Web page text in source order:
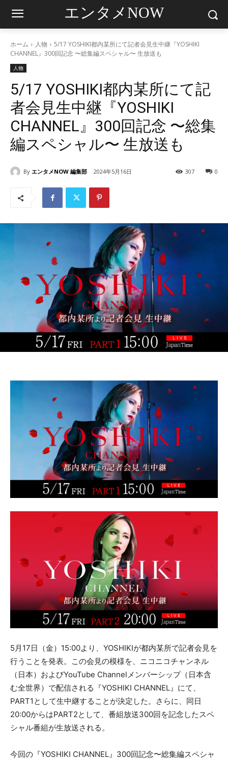
エンタメNOW
ホーム 人物
5/17 YOSHIKI都内某所にて記者会見生中継『YOSHIKI
CHANNEL』300回記念 〜総集編スペシャル〜 生放送も
人物
5/17 YOSHIKI都内某所にて記
者会見生中継『YOSHIKI
CHANNEL』300回記念 〜総集
編スペシャル〜 生放送も
By エンタメNOW 編集部 2024年5月16日 0
307
5月17日（金）15:00より、YOSHIKIが都内某所で記者会見を
行うことを発表。この会見の模様を、ニコニコチャンネル
（日本）およびYouTube Channelメンバーシップ（日本含
む全世界）で配信される『YOSHIKI CHANNEL』にて、
PART1として生中継することが決定した。さらに、同日
20:00からはPART2として、番組放送300回を記念したスペ
シャル番組が生放送される。
今回の『YOSHIKI CHANNEL』300回記念〜総集編スペシャ